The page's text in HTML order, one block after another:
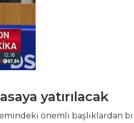
yatırılacak
önemli başlıklardan